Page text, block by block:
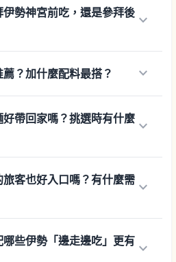
勢神宮前吃，還是參拜後 keyboard_arrow_down
？加什麼配料最搭？ keyboard_arrow_down
帶回家嗎？挑選時有什麼 keyboard_arrow_down
客也好入口嗎？有什麼需 keyboard_arrow_down
些伊勢「邊走邊吃」更有 keyboard_arrow_down